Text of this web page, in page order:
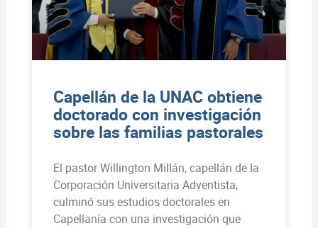
Capellán de la UNAC obtiene
doctorado con investigación
sobre las familias pastorales
El pastor Willington Millán, capellán de la
Corporación Universitaria Adventista,
culminó sus estudios doctorales en
Capellanía con una investigación que